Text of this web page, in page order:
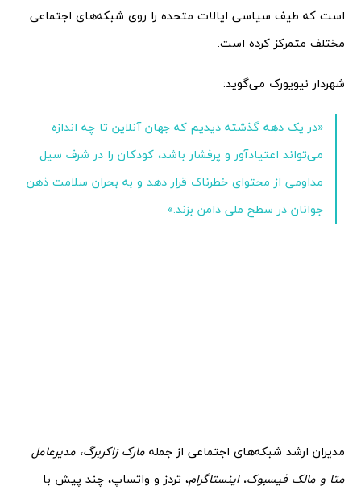
است که طیف سیاسی ایالات متحده را روی شبکه‌های اجتماعی
مختلف متمرکز کرده است.
شهردار نیویورک می‌گوید:
«در یک دهه گذشته دیدیم که جهان آنلاین تا چه اندازه
می‌تواند اعتیادآور و پرفشار باشد، کودکان را در شرف سیل
مداومی از محتوای خطرناک قرار دهد و به بحران سلامت ذهن
جوانان در سطح ملی دامن بزند.»
مدیران ارشد شبکه‌های اجتماعی از جمله مارک زاکربرگ، مدیرعامل
متا و مالک فیسبوک، اینستاگرام، تردز و واتساپ، چند پیش با